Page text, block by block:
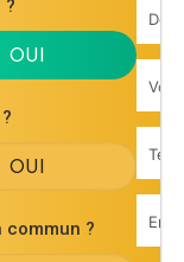
?
commun ?